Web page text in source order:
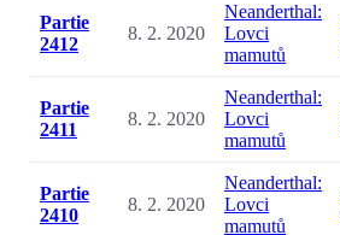
Partie
2412
8. 2. 2020
Neanderthal:
Lovci
mamutů
Partie
2411
8. 2. 2020
Neanderthal:
Lovci
mamutů
Partie
2410
8. 2. 2020
Neanderthal:
Lovci
mamutů